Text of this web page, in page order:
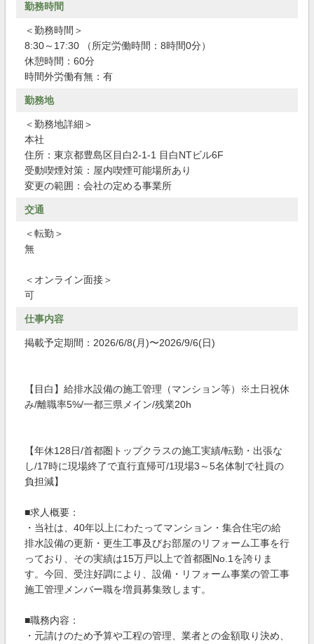
勤務時間
＜勤務時間＞
8:30～17:30 （所定労働時間：8時間0分）
休憩時間：60分
時間外労働有無：有
勤務地
＜勤務地詳細＞
本社
住所：東京都豊島区目白2-1-1 目白NTビル6F
受動喫煙対策：屋内喫煙可能場所あり
変更の範囲：会社の定める事業所
交通
＜転勤＞
無
＜オンライン面接＞
可
仕事内容
掲載予定期間：2026/6/8(月)〜2026/9/6(日)
【目白】給排水設備の施工管理（マンション等）※土日祝休
み/離職率5%/一都三県メイン/残業20h
【年休128日/首都圏トップクラスの施工実績/転勤・出張な
し/17時に現場終了で直行直帰可/1現場3～5名体制で社員の
負担減】
■求人概要：
・当社は、40年以上にわたってマンション・集合住宅の給
排水設備の更新・更生工事及びお部屋のリフォーム工事を行
っており、その実績は15万戸以上で首都圏No.1を誇りま
す。今回、受注好調により、設備・リフォーム事業の管工事
施工管理メンバー職を増員募集致します。
■職務内容：
・元請けのため予算や工程の管理、業者との金額取り決め、